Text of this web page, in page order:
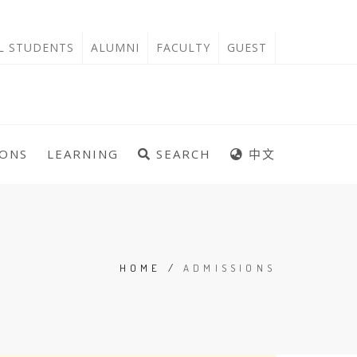
STUDENTS ALUMNI FACULTY GUEST
LEARNING SEARCH 中文
HOME / ADMISSIONS